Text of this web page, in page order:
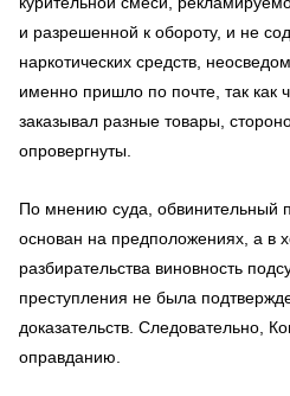
и разрешенной к обороту, и не
наркотических средств,
именно пришло по почте, так как
заказывал разные товары,
опровергнуты.
По мнению суда, обвинительный
основан на предположениях, а в
разбирательства виновность
преступления не была
доказательств. Следовательно,
оправданию.